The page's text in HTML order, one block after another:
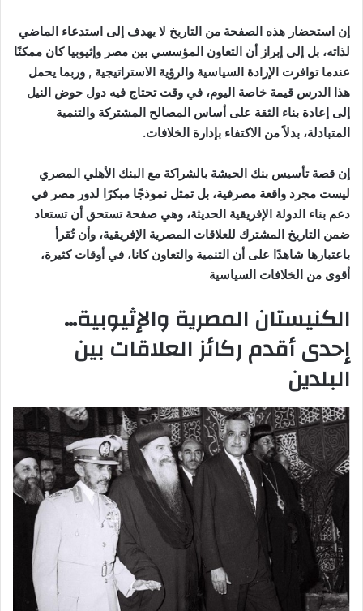
إن استحضار هذه الصفحة من التاريخ لا يهدف إلى استدعاء الماضي
لذاته، بل إلى إبراز أن التعاون المؤسسي بين مصر وإثيوبيا كان ممكنًا
عندما توافرت الإرادة السياسية والرؤية الاستراتيجية , وربما يحمل
هذا الدرس قيمة خاصة اليوم، في وقت تحتاج فيه دول حوض النيل
إلى إعادة بناء الثقة على أساس المصالح المشتركة والتنمية
المتبادلة، بدلاً من الاكتفاء بإدارة الخلافات.
إن قصة تأسيس بنك الحبشة بالشراكة مع البنك الأهلي المصري
ليست مجرد واقعة مصرفية، بل تمثل نموذجًا مبكرًا لدور مصر في
دعم بناء الدولة الإفريقية الحديثة، وهي صفحة تستحق أن تستعاد
ضمن التاريخ المشترك للعلاقات المصرية الإفريقية، وأن تُقرأ
باعتبارها شاهدًا على أن التنمية والتعاون كانا، في أوقات كثيرة،
أقوى من الخلافات السياسية
الكنيستان المصرية والإثيوبية…
إحدى أقدم ركائز العلاقات بين
البلدين